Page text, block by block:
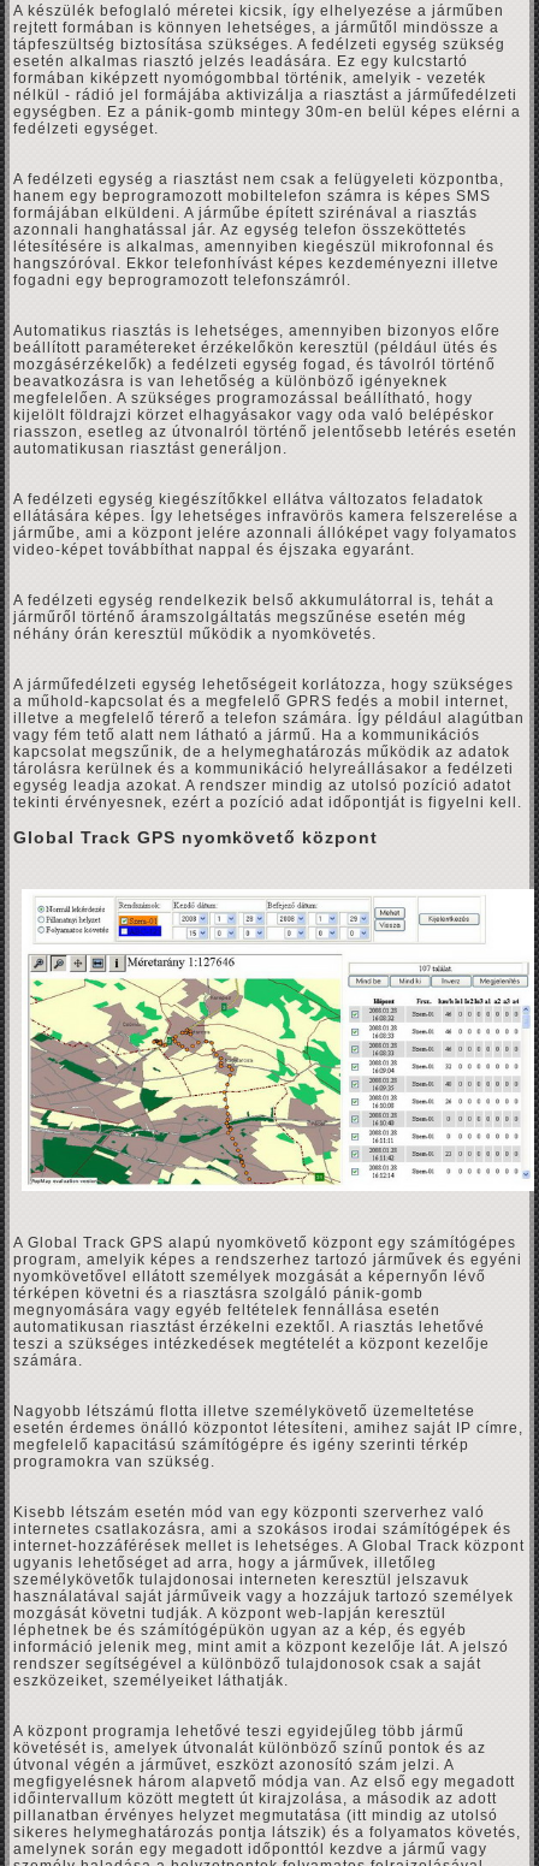
A készülék befoglaló méretei kicsik, így elhelyezése a járműben
rejtett formában is könnyen lehetséges, a járműtől mindössze a
tápfeszültség biztosítása szükséges. A fedélzeti egység szükség
esetén alkalmas riasztó jelzés leadására. Ez egy kulcstartó
formában kiképzett nyomógombbal történik, amelyik - vezeték
nélkül - rádió jel formájába aktivizálja a riasztást a járműfedélzeti
egységben. Ez a pánik-gomb mintegy 30m-en belül képes elérni a
fedélzeti egységet.
A fedélzeti egység a riasztást nem csak a felügyeleti központba,
hanem egy beprogramozott mobiltelefon számra is képes SMS
formájában elküldeni. A járműbe épített szirénával a riasztás
azonnali hanghatással jár. Az egység telefon összeköttetés
létesítésére is alkalmas, amennyiben kiegészül mikrofonnal és
hangszóróval. Ekkor telefonhívást képes kezdeményezni illetve
fogadni egy beprogramozott telefonszámról.
Automatikus riasztás is lehetséges, amennyiben bizonyos előre
beállított paramétereket érzékelőkön keresztül (például ütés és
mozgásérzékelők) a fedélzeti egység fogad, és távolról történő
beavatkozásra is van lehetőség a különböző igényeknek
megfelelően. A szükséges programozással beállítható, hogy
kijelölt földrajzi körzet elhagyásakor vagy oda való belépéskor
riasszon, esetleg az útvonalról történő jelentősebb letérés esetén
automatikusan riasztást generáljon.
A fedélzeti egység kiegészítőkkel ellátva változatos feladatok
ellátására képes. Így lehetséges infravörös kamera felszerelése a
járműbe, ami a központ jelére azonnali állóképet vagy folyamatos
video-képet továbbíthat nappal és éjszaka egyaránt.
A fedélzeti egység rendelkezik belső akkumulátorral is, tehát a
járműről történő áramszolgáltatás megszűnése esetén még
néhány órán keresztül működik a nyomkövetés.
A járműfedélzeti egység lehetőségeit korlátozza, hogy szükséges
a műhold-kapcsolat és a megfelelő GPRS fedés a mobil internet,
illetve a megfelelő térerő a telefon számára. Így például alagútban
vagy fém tető alatt nem látható a jármű. Ha a kommunikációs
kapcsolat megszűnik, de a helymeghatározás működik az adatok
tárolásra kerülnek és a kommunikáció helyreállásakor a fedélzeti
egység leadja azokat. A rendszer mindig az utolsó pozíció adatot
tekinti érvényesnek, ezért a pozíció adat időpontját is figyelni kell.
Global Track GPS nyomkövető központ
A Global Track GPS alapú nyomkövető központ egy számítógépes
program, amelyik képes a rendszerhez tartozó járművek és egyéni
nyomkövetővel ellátott személyek mozgását a képernyőn lévő
térképen követni és a riasztásra szolgáló pánik-gomb
megnyomására vagy egyéb feltételek fennállása esetén
automatikusan riasztást érzékelni ezektől. A riasztás lehetővé
teszi a szükséges intézkedések megtételét a központ kezelője
számára.
Nagyobb létszámú flotta illetve személykövető üzemeltetése
esetén érdemes önálló központot létesíteni, amihez saját IP címre,
megfelelő kapacitású számítógépre és igény szerinti térkép
programokra van szükség.
Kisebb létszám esetén mód van egy központi szerverhez való
internetes csatlakozásra, ami a szokásos irodai számítógépek és
internet-hozzáférések mellet is lehetséges. A Global Track központ
ugyanis lehetőséget ad arra, hogy a járművek, illetőleg
személykövetők tulajdonosai interneten keresztül jelszavuk
használatával saját járműveik vagy a hozzájuk tartozó személyek
mozgását követni tudják. A központ web-lapján keresztül
léphetnek be és számítógépükön ugyan az a kép, és egyéb
információ jelenik meg, mint amit a központ kezelője lát. A jelszó
rendszer segítségével a különböző tulajdonosok csak a saját
eszközeiket, személyeiket láthatják.
A központ programja lehetővé teszi egyidejűleg több jármű
követését is, amelyek útvonalát különböző színű pontok és az
útvonal végén a járművet, eszközt azonosító szám jelzi. A
megfigyelésnek három alapvető módja van. Az első egy megadott
időintervallum között megtett út kirajzolása, a második az adott
pillanatban érvényes helyzet megmutatása (itt mindig az utolsó
sikeres helymeghatározás pontja látszik) és a folyamatos követés,
amelynek során egy megadott időponttól kezdve a jármű vagy